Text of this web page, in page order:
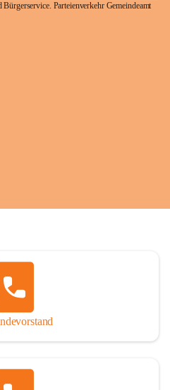
Parteienverkehr Gemeindeamt